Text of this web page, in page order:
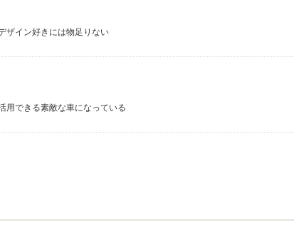
ザイン好きには物足りない
用できる素敵な車になっている